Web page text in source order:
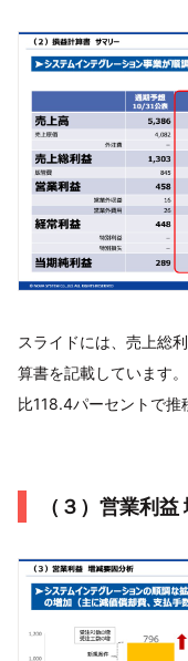
スライドには、売上総
算書を記載しています
比118.4パーセントで推
（３）営業利